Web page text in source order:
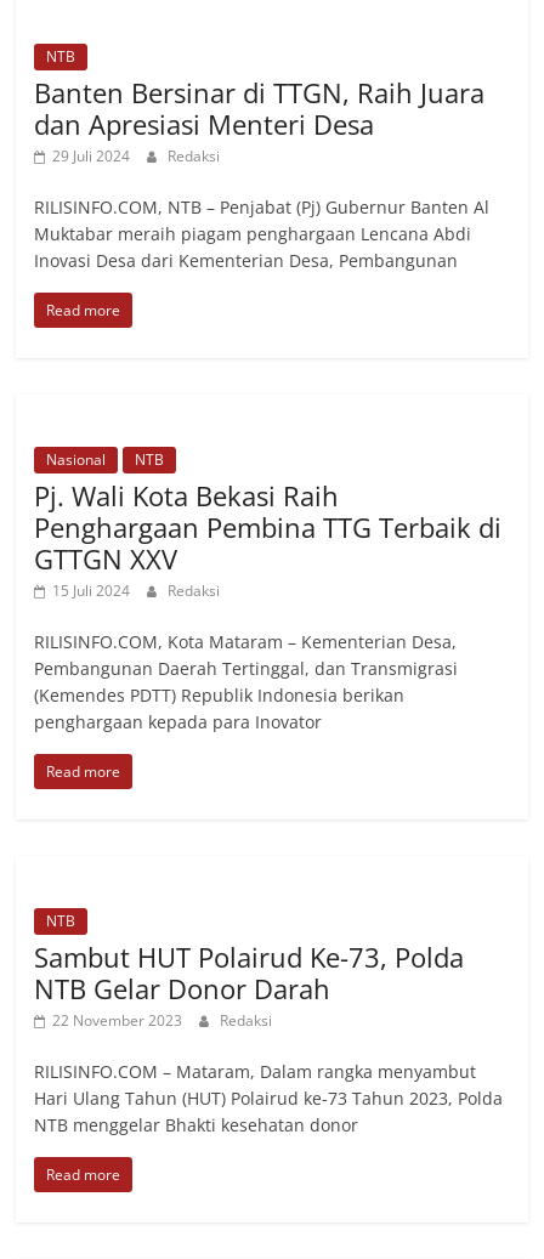
NTB
Banten Bersinar di TTGN, Raih Juara
dan Apresiasi Menteri Desa
29 Juli 2024 Redaksi
RILISINFO.COM, NTB – Penjabat (Pj) Gubernur Banten Al
Muktabar meraih piagam penghargaan Lencana Abdi
Inovasi Desa dari Kementerian Desa, Pembangunan
Read more
Nasional NTB
Pj. Wali Kota Bekasi Raih
Penghargaan Pembina TTG Terbaik di
GTTGN XXV
15 Juli 2024 Redaksi
RILISINFO.COM, Kota Mataram – Kementerian Desa,
Pembangunan Daerah Tertinggal, dan Transmigrasi
(Kemendes PDTT) Republik Indonesia berikan
penghargaan kepada para Inovator
Read more
NTB
Sambut HUT Polairud Ke-73, Polda
NTB Gelar Donor Darah
22 November 2023 Redaksi
RILISINFO.COM – Mataram, Dalam rangka menyambut
Hari Ulang Tahun (HUT) Polairud ke-73 Tahun 2023, Polda
NTB menggelar Bhakti kesehatan donor
Read more